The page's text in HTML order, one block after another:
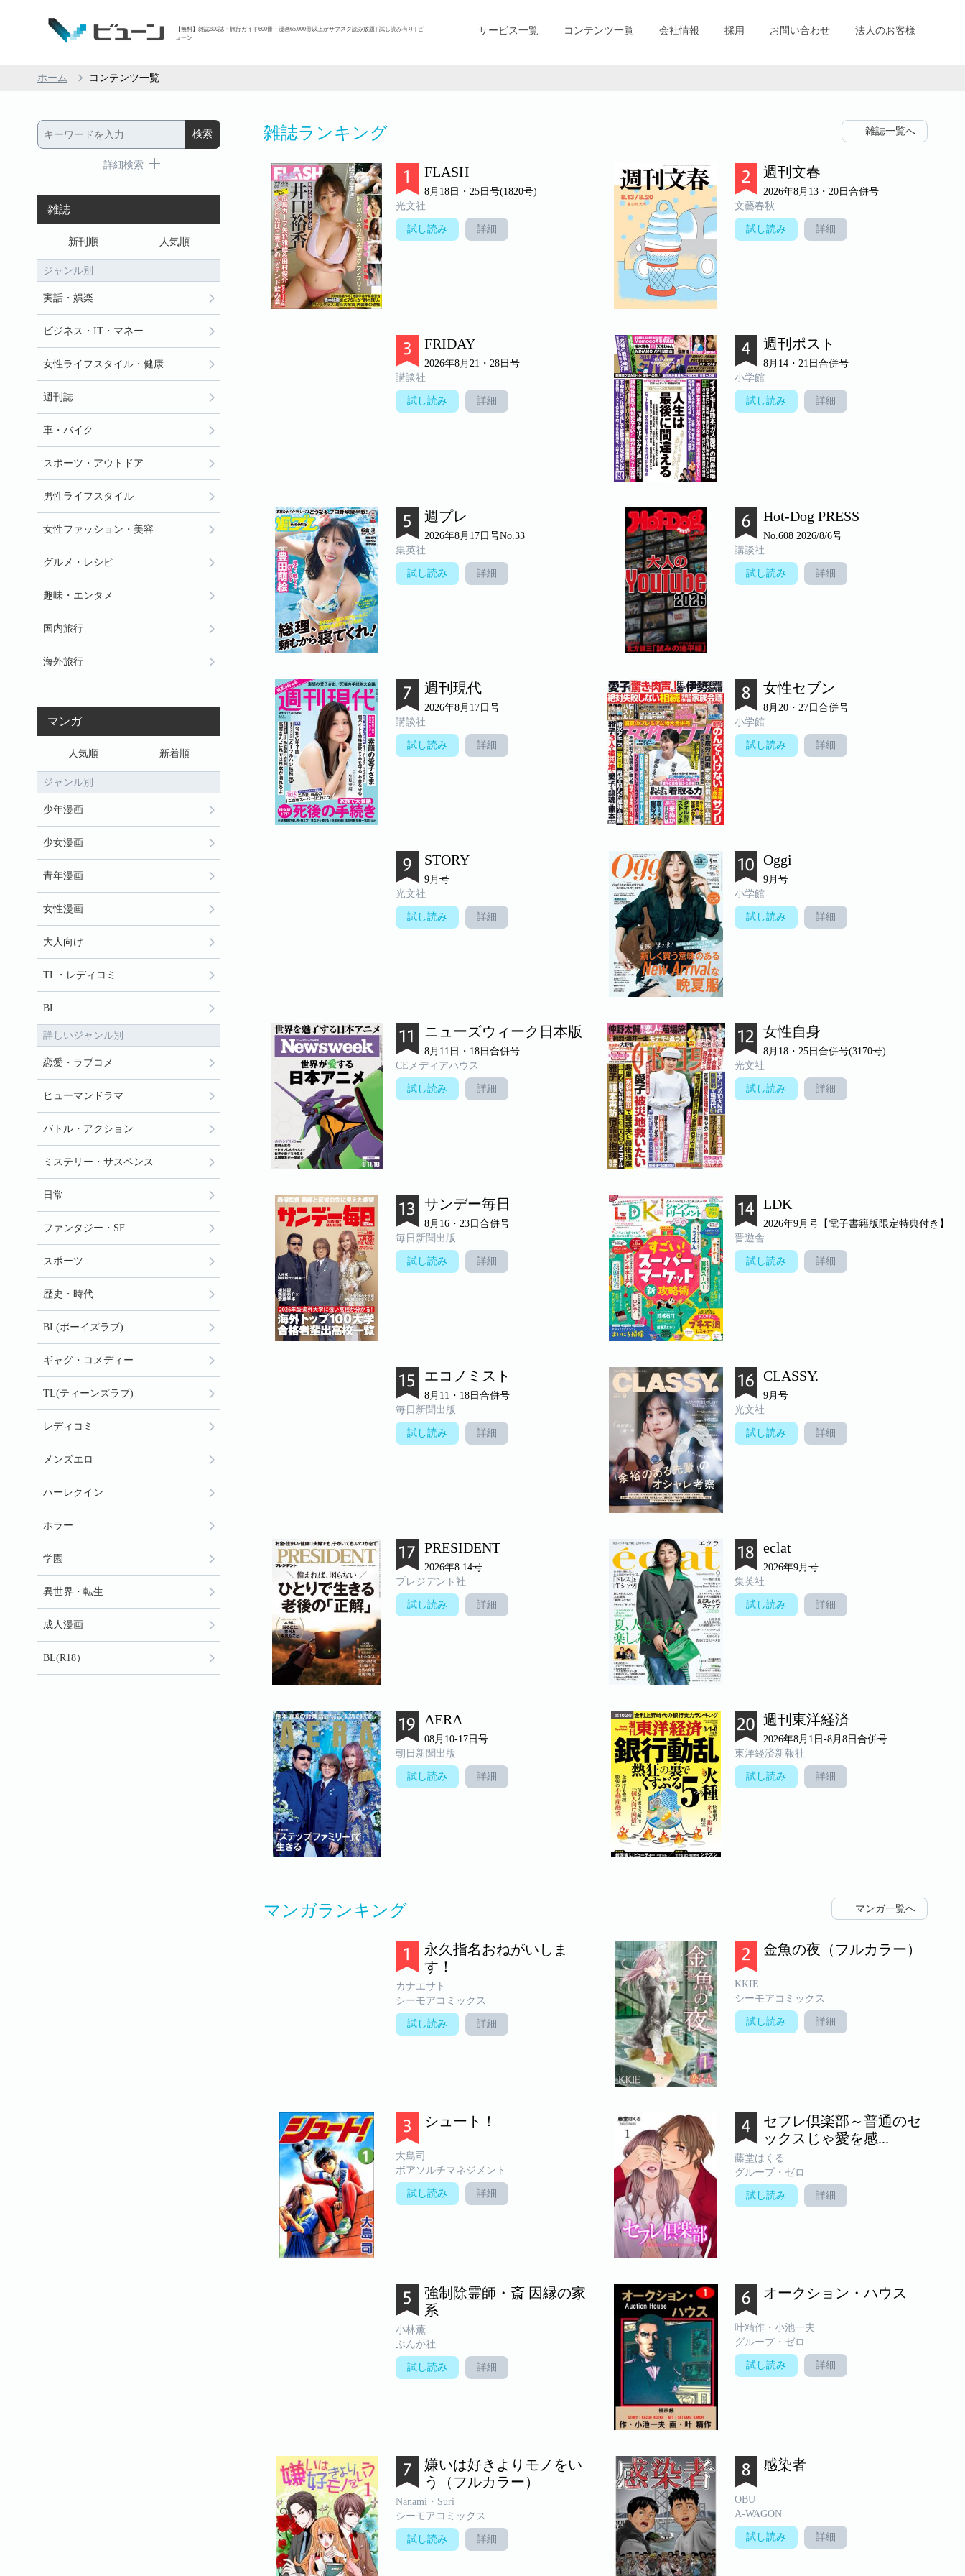
【無料】雑誌800誌・旅行ガイド600冊・漫画65,000冊以上がサブスク読み放題 | 試し読み有り | ビ
ューン
サービス一覧 コンテンツ一覧 会社情報 採用 お問い合わせ 法人のお客様
ホーム コンテンツ一覧
雑誌ランキング 雑誌一覧へ
FLASH
8月18日・25日号(1820号)
光文社
試し読み 詳細
週刊文春
2026年8月13・20日合併号
文藝春秋
試し読み 詳細
FRIDAY
2026年8月21・28日号
講談社
試し読み 詳細
週刊ポスト
8月14・21日合併号
小学館
試し読み 詳細
週プレ
2026年8月17日号No.33
集英社
試し読み 詳細
Hot-Dog PRESS
No.608 2026/8/6号
講談社
試し読み 詳細
週刊現代
2026年8月17日号
講談社
試し読み 詳細
女性セブン
8月20・27日合併号
小学館
試し読み 詳細
STORY
9月号
光文社
試し読み 詳細
Oggi
9月号
小学館
試し読み 詳細
ニューズウィーク日本版
8月11日・18日合併号
CEメディアハウス
試し読み 詳細
女性自身
8月18・25日合併号(3170号)
光文社
試し読み 詳細
サンデー毎日
8月16・23日合併号
毎日新聞出版
試し読み 詳細
LDK
2026年9月号【電子書籍版限定特典付き】
晋遊舎
試し読み 詳細
エコノミスト
8月11・18日合併号
毎日新聞出版
試し読み 詳細
CLASSY.
9月号
光文社
試し読み 詳細
PRESIDENT
2026年8.14号
プレジデント社
試し読み 詳細
eclat
2026年9月号
集英社
試し読み 詳細
AERA
08月10-17日号
朝日新聞出版
試し読み 詳細
週刊東洋経済
2026年8月1日-8月8日合併号
東洋経済新報社
試し読み 詳細
マンガランキング マンガ一覧へ
永久指名おねがいしま
す！
カナエサト
シーモアコミックス
試し読み 詳細
金魚の夜（フルカラー）
KKIE
シーモアコミックス
試し読み 詳細
シュート！
大島司
ボアソルチマネジメント
試し読み 詳細
セフレ倶楽部～普通のセ
ックスじゃ愛を感...
藤堂はくる
グループ・ゼロ
試し読み 詳細
強制除霊師・斎 因縁の家
系
小林薫
ぶんか社
試し読み 詳細
オークション・ハウス
叶精作・小池一夫
グループ・ゼロ
試し読み 詳細
嫌いは好きよりモノをい
う（フルカラー）
Nanami・Suri
シーモアコミックス
試し読み 詳細
感染者
OBU
A-WAGON
試し読み 詳細
詳細検索
雑誌
新刊順 人気順
ジャンル別
実話・娯楽
ビジネス・IT・マネー
女性ライフスタイル・健康
週刊誌
車・バイク
スポーツ・アウトドア
男性ライフスタイル
女性ファッション・美容
グルメ・レシピ
趣味・エンタメ
国内旅行
海外旅行
マンガ
人気順 新着順
ジャンル別
少年漫画
少女漫画
青年漫画
女性漫画
大人向け
TL・レディコミ
BL
詳しいジャンル別
恋愛・ラブコメ
ヒューマンドラマ
バトル・アクション
ミステリー・サスペンス
日常
ファンタジー・SF
スポーツ
歴史・時代
BL(ボーイズラブ)
ギャグ・コメディー
TL(ティーンズラブ)
レディコミ
メンズエロ
ハーレクイン
ホラー
学園
異世界・転生
成人漫画
BL(R18）